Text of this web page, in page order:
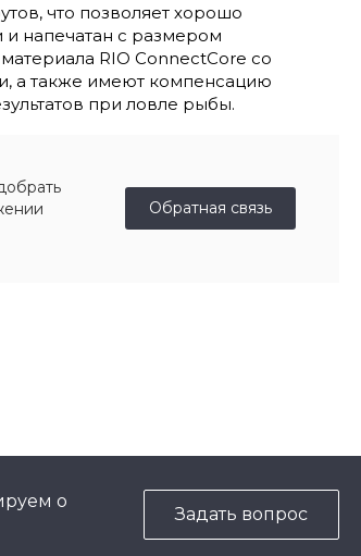
что позволяет хорошо
напечатан с размером
RIO ConnectCore со
а также имеют компенсацию
при ловле рыбы.
Обратная связь
о
Задать вопрос